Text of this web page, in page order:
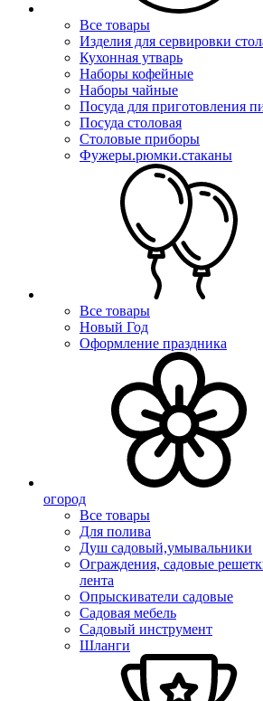
Все товары
Изделия для сервировки
Кухонная утварь
Наборы кофейные
Наборы чайные
Посуда для приготовления
Посуда столовая
Столовые приборы
Фужеры.рюмки.стаканы
Все товары
Новый Год
Оформление праздника
огород
Все товары
Для полива
Душ садовый,умывальники
Ограждения, садовые
лента
Опрыскиватели садовые
Садовая мебель
Садовый инструмент
Шланги